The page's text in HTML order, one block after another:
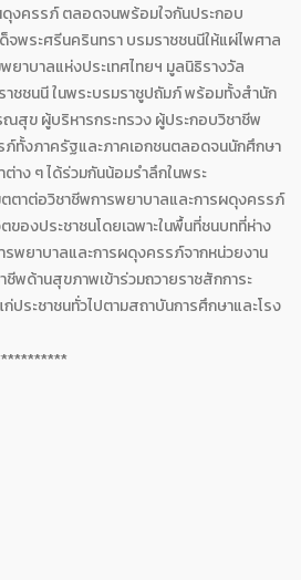
งครรภ์ ตลอดจนพร้อมใจกันประกอบ
จพระศรีนครินทรา บรมราชชนนีให้แผ่ไพศาล
าบาลแห่งประเทศไทยฯ มูลนิธิรางวัล
ชชนนี ในพระบรมราชูปถัมภ์ พร้อมทั้งสำนัก
ณสุข ผู้บริหารกระทรวง ผู้ประกอบวิชาชีพ
ทั้งภาครัฐและภาคเอกชนตลอดจนนักศึกษา
าง ๆ ได้ร่วมกันน้อมรำลึกในพระ
ตาต่อวิชาชีพการพยาบาลและการผดุงครรภ์
งประชาชนโดยเฉพาะในพื้นที่ชนบทที่ห่าง
พยาบาลและการผดุงครรภ์จากหน่วยงาน
พด้านสุขภาพเข้าร่วมถวายราชสักการะ
ระชาชนทั่วไปตามสถาบันการศึกษาและโรง